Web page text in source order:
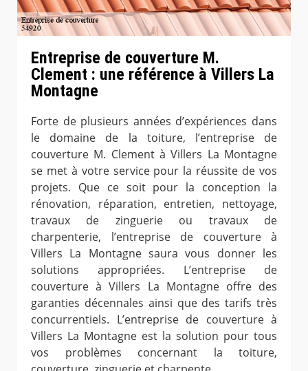
Entreprise de couverture M.
Clement : une référence à Villers La
Montagne
Forte de plusieurs années d’expériences dans
le domaine de la toiture, l’entreprise de
couverture M. Clement à Villers La Montagne
se met à votre service pour la réussite de vos
projets. Que ce soit pour la conception la
rénovation, réparation, entretien, nettoyage,
travaux de zinguerie ou travaux de
charpenterie, l’entreprise de couverture à
Villers La Montagne saura vous donner les
solutions appropriées. L’entreprise de
couverture à Villers La Montagne offre des
garanties décennales ainsi que des tarifs très
concurrentiels. L’entreprise de couverture à
Villers La Montagne est la solution pour tous
vos problèmes concernant la toiture,